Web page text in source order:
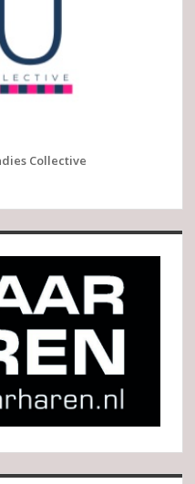
Collective